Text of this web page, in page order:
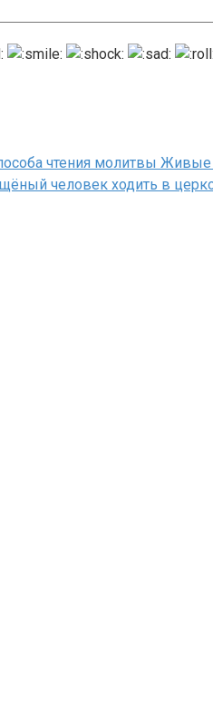
чтения молитвы
человек ходить в